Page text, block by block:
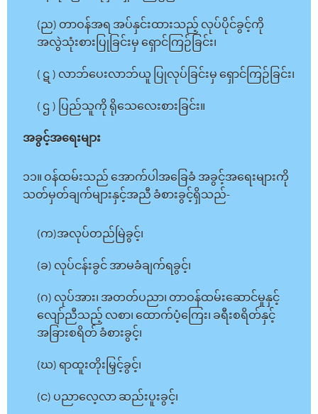
(ည) တာဝန်အရ အပ်နှင်းထားသည့် လုပ်ပိုင်ခွင့်ကို
အလွဲသုံးစားပြုခြင်းမှ ရှောင်ကြဉ်ခြင်း၊
( ဋ ) လာဘ်ပေးလာဘ်ယူ ပြုလုပ်ခြင်းမှ ရှောင်ကြဉ်ခြင်း၊
( ဌ ) ပြည်သူကို ရိုသေလေးစားခြင်း။
အခွင့်အရေးများ
၁၁။ ဝန်ထမ်းသည် အောက်ပါအခြေခံ အခွင့်အရေးများကို
သတ်မှတ်ချက်များနှင့်အညီ ခံစားခွင့်ရှိသည်-
(က)အလုပ်တည်မြဲခွင့်၊
(ခ) လုပ်ငန်းခွင် အာမခံချက်ရခွင့်၊
(ဂ) လုပ်အား၊ အတတ်ပညာ၊ တာဝန်ထမ်းဆောင်မှုနှင့်
လျော်ညီသည့် လစာ၊ ထောက်ပံ့ကြေး၊ ခရီးစရိတ်နှင့်
အခြားစရိတ် ခံစားခွင့်၊
(ဃ) ရာထူးတိုးမြှင့်ခွင့်၊
(င) ပညာလေ့လာ ဆည်းပူးခွင့်၊